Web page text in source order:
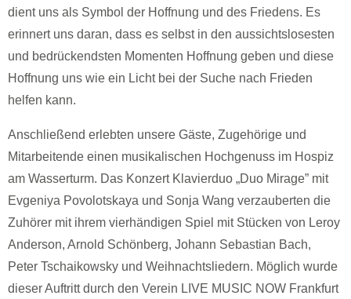
dient uns als Symbol der Hoffnung und des Friedens. Es
erinnert uns daran, dass es selbst in den aussichtslosesten
und bedrückendsten Momenten Hoffnung geben und diese
Hoffnung uns wie ein Licht bei der Suche nach Frieden
helfen kann.
Anschließend erlebten unsere Gäste, Zugehörige und
Mitarbeitende einen musikalischen Hochgenuss im Hospiz
am Wasserturm. Das Konzert Klavierduo „Duo Mirage” mit
Evgeniya Povolotskaya und Sonja Wang verzauberten die
Zuhörer mit ihrem vierhändigen Spiel mit Stücken von Leroy
Anderson, Arnold Schönberg, Johann Sebastian Bach,
Peter Tschaikowsky und Weihnachtsliedern. Möglich wurde
dieser Auftritt durch den Verein LIVE MUSIC NOW Frankfurt